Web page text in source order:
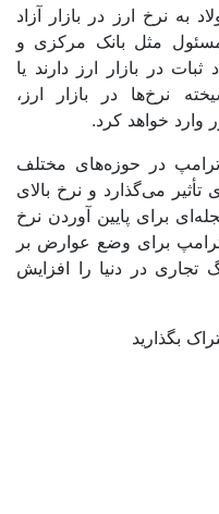
به نرخ ارز در بازار آزاد
مسئول مثل بانک مرکزی و
در بازار ارز دارند یا
نرخ‌ها در بازار ارز،
وارد خواهد کرد.
در حوزه‌های مختلف
می‌گذارد و نرخ بالای
برای پایین آوردن نرخ
برای وضع عوارض بر
تجاری در دنیا را افزایش
بگذارید